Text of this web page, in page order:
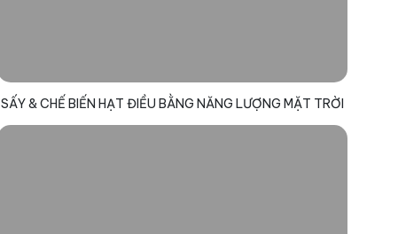
SẤY & CHẾ BIẾN HẠT ĐIỀU BẰNG NĂNG LƯỢNG MẶT TRỜI